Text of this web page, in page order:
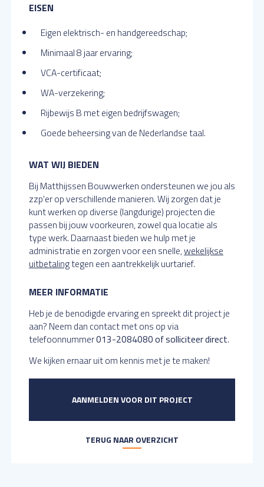
EISEN
Eigen elektrisch- en handgereedschap;
Minimaal 8 jaar ervaring;
VCA-certificaat;
WA-verzekering;
Rijbewijs B met eigen bedrijfswagen;
Goede beheersing van de Nederlandse taal.
WAT WIJ BIEDEN
Bij Matthijssen Bouwwerken ondersteunen we jou als
zzp'er op verschillende manieren. Wij zorgen dat je
kunt werken op diverse (langdurige) projecten die
passen bij jouw voorkeuren, zowel qua locatie als
type werk. Daarnaast bieden we hulp met je
administratie en zorgen voor een snelle,wekelijkse
uitbetalingtegen een aantrekkelijk uurtarief.
MEER INFORMATIE
Heb je de benodigde ervaring en spreekt dit project je
aan? Neem dan contact met ons op via
telefoonnummer013-2084080 of solliciteer direct.
We kijken ernaar uit om kennis met je te maken!
AANMELDEN VOOR DIT PROJECT
TERUG NAAR OVERZICHT